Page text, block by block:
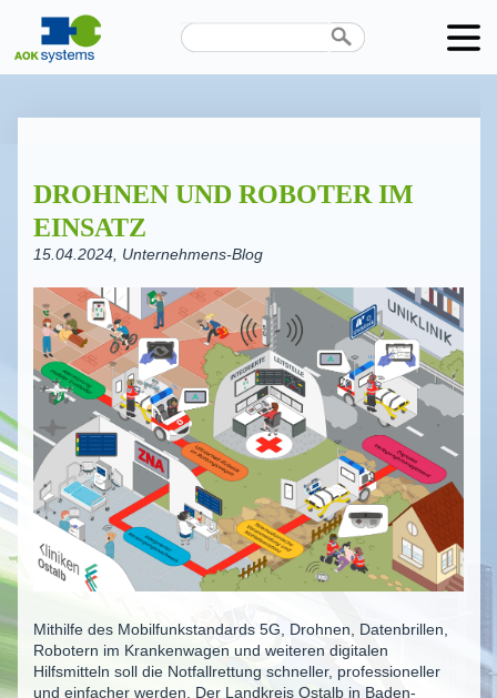
DROHNEN UND ROBOTER IM
EINSATZ
15.04.2024, Unternehmens-Blog
Mithilfe des Mobilfunkstandards 5G, Drohnen, Datenbrillen,
Robotern im Krankenwagen und weiteren digitalen
Hilfsmitteln soll die Notfallrettung schneller, professioneller
und einfacher werden. Der Landkreis Ostalb in Baden-
Karriere
News
Termine
Kontakt
Datenschutz